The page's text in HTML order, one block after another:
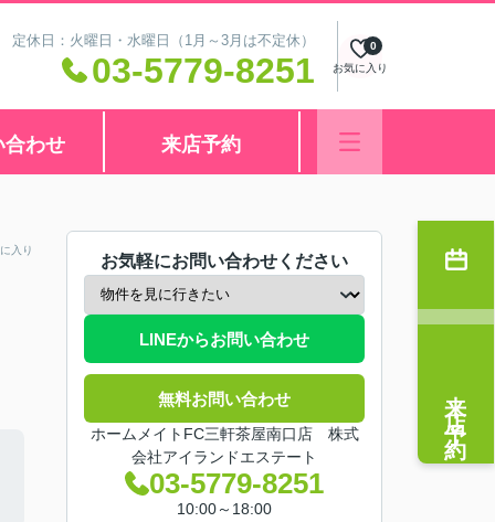
休日：火曜日・水曜日（1月～3月は不定休）
03-5779-8251 お気に入り
0
合わせ 来店予約
入り
お気軽にお問い合わせください
LINEからお問い合わせ
無料お問い合わせ
ホームメイトFC三軒茶屋南口店 株式
会社アイランドエステート
03-5779-8251
10:00～18:00
来店予約